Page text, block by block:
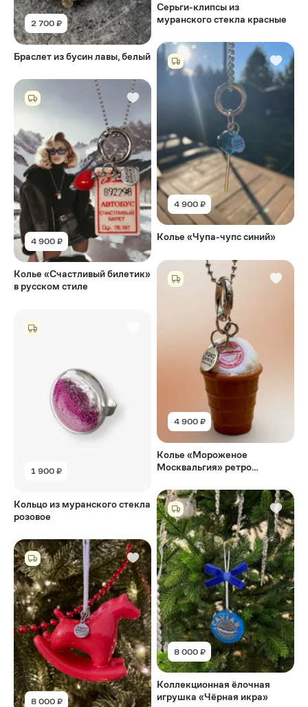
2 700 ₽
Браслет из бусин лавы, белый
4 900 ₽
Колье «Счастливый билетик»
в русском стиле
1 900 ₽
Кольцо из муранского стекла
розовое
8 000 ₽
Серьги-клипсы из
муранского стекла красные
4 900 ₽
Колье «Чупа-чупс синий»
4 900 ₽
Колье «Мороженое
Москвальгия» ретро
8 000 ₽
Коллекционная ёлочная
игрушка «Чёрная икра»